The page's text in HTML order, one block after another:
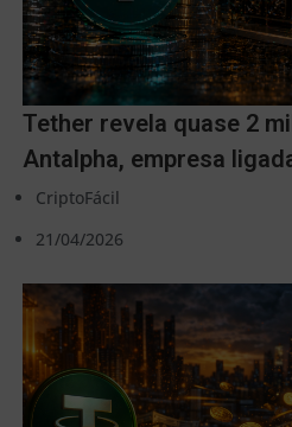
Tether revela quase 2
Antalpha, empresa
CriptoFácil
21/04/2026